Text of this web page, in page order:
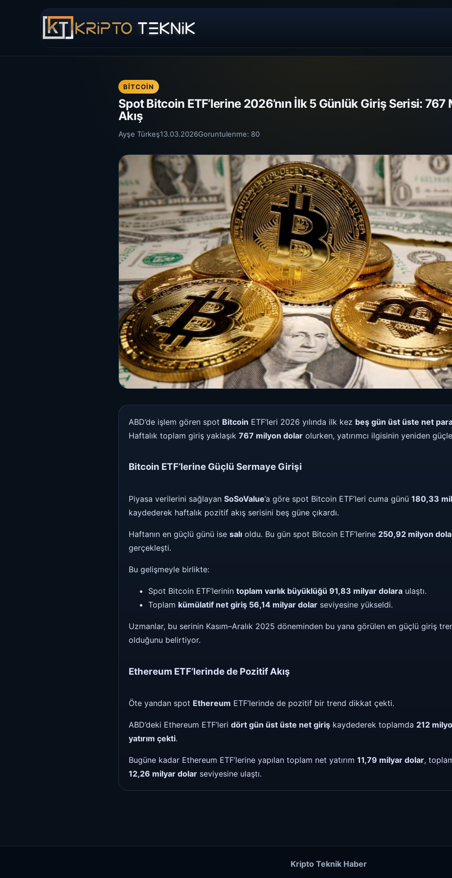
BITCOIN
Spot Bitcoin ETF’lerine 2026’nın İlk 5 Günlük Giriş Serisi: 767
Akış
Ayşe Türkeş13.03.2026Goruntulenme: 80
ABD’de işlem gören spot Bitcoin ETF’leri 2026 yılında ilk kez beş gün üst üste net
Haftalık toplam giriş yaklaşık 767 milyon dolar olurken, yatırımcı ilgisinin yeniden
Bitcoin ETF’lerine Güçlü Sermaye Girişi
Piyasa verilerini sağlayan SoSoValue’a göre spot Bitcoin ETF’leri cuma günü 180,33
kaydederek haftalık pozitif akış serisini beş güne çıkardı.
Haftanın en güçlü günü ise salı oldu. Bu gün spot Bitcoin ETF’lerine 250,92 milyon
gerçekleşti.
Bu gelişmeyle birlikte:
Spot Bitcoin ETF’lerinin toplam varlık büyüklüğü 91,83 milyar dolara ulaştı.
Toplam kümülatif net giriş 56,14 milyar dolar seviyesine yükseldi.
Uzmanlar, bu serinin Kasım–Aralık 2025 döneminden bu yana görülen en güçlü giriş
olduğunu belirtiyor.
Ethereum ETF’lerinde de Pozitif Akış
Öte yandan spot Ethereum ETF’lerinde de pozitif bir trend dikkat çekti.
ABD’deki Ethereum ETF’leri dört gün üst üste net giriş kaydederek toplamda 212
yatırım çekti.
Bugüne kadar Ethereum ETF’lerine yapılan toplam net yatırım 11,79 milyar dolar,
12,26 milyar dolar seviyesine ulaştı.
Kripto Teknik Haber